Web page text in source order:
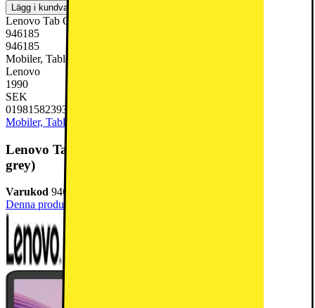
Lägg i kundvagn
Lenovo Tab One 8.7" surfplatta LTE 4/64 (luna grey)
946185
946185
Mobiler, Tablets & Smartklockor, Surfplatta
Lenovo
1990
SEK
0198158239318
Mobiler, Tablets & Smartklockor
Lenovo Tab One 8.7" surfplatta LTE 4/64 (luna
grey)
Varukod 946185
Denna produkt har blivit bedömd som 5 av 5 möjliga stjärnor.